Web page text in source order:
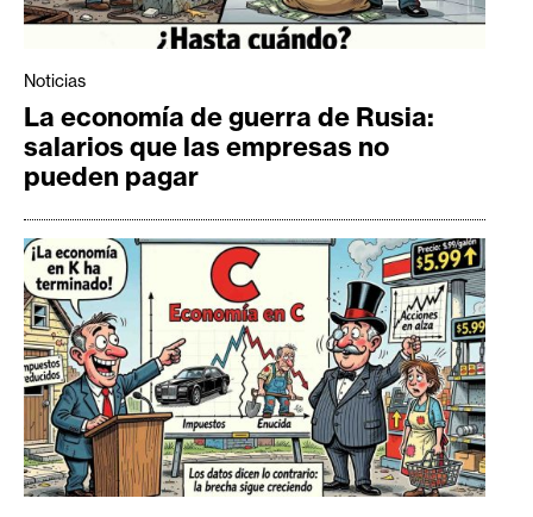
Noticias
La economía de guerra de Rusia:
salarios que las empresas no
pueden pagar